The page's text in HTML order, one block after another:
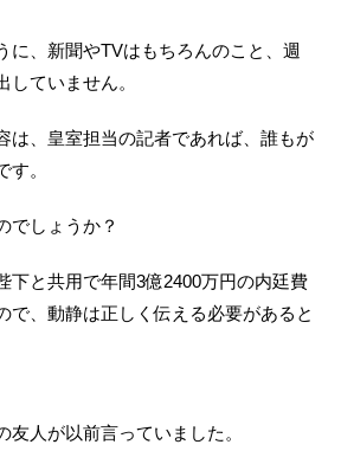
に、新聞やTVはもちろんのこと、週
していません。
は、皇室担当の記者であれば、誰もが
す。
でしょうか？
下と共用で年間3億2400万円の内廷費
で、動静は正しく伝える必要があると
友人が以前言っていました。